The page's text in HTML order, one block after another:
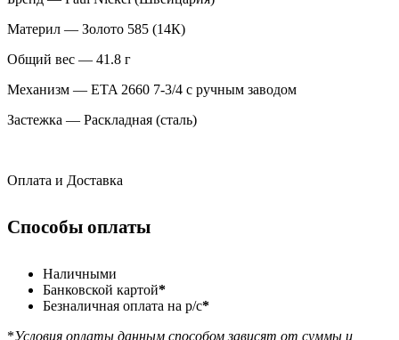
Материл — Золото 585 (14К)
Общий вес — 41.8 г
Механизм — ETA 2660 7-3/4 с ручным заводом
Застежка — Раскладная (сталь)
Оплата и Доставка
Способы оплаты
Наличными
Банковской картой*
Безналичная оплата на р/с*
*Условия оплаты данным способом зависят от суммы и